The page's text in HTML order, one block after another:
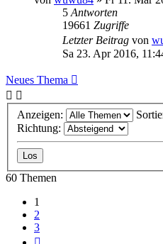
5 Antworten
19661 Zugriffe
Letzter Beitrag von
Sa 23. Apr 2016,
Neues Thema
Anzeigen:
Richtung:
60 Themen
1
2
3